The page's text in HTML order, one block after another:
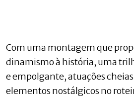
Com uma montagem que
dinamismo à história, uma
e empolgante, atuações
elementos nostálgicos no